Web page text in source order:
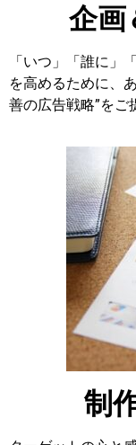
企画
「いつ」「誰に」
を高めるために、
善の広告戦略”をご
制